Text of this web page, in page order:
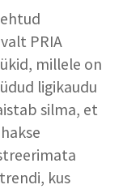
PRIA
millele on
ligikaudu
silma, et
kus